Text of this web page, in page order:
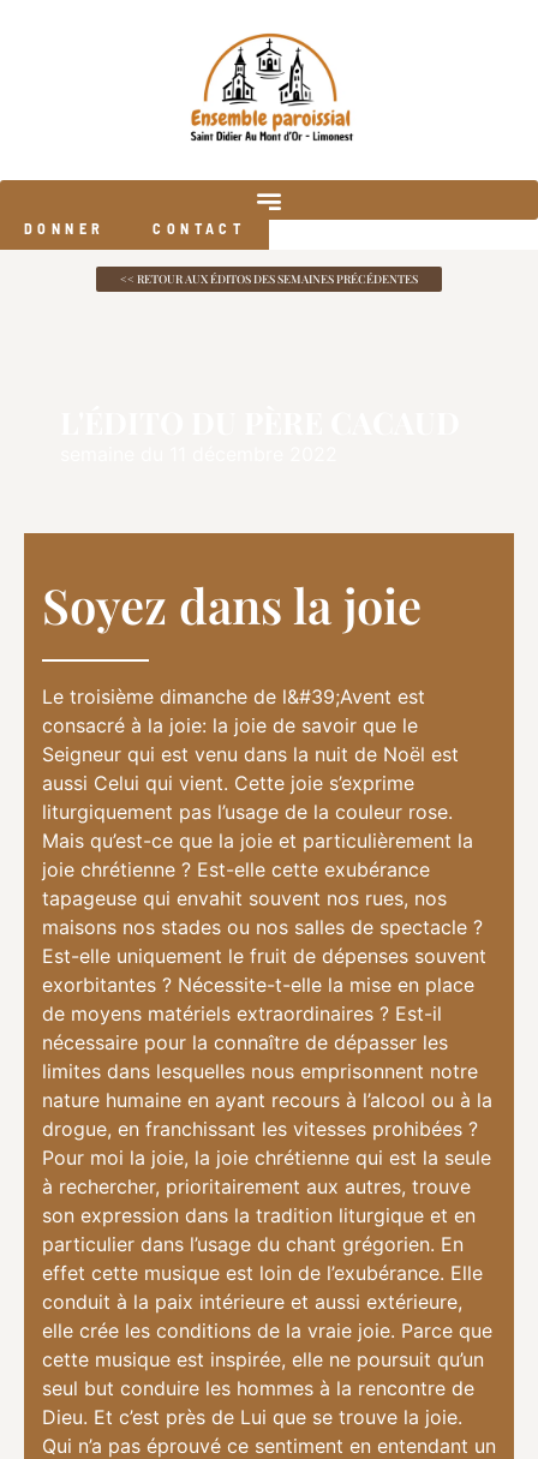
DONNER CONTACT
<< RETOUR AUX ÉDITOS DES SEMAINES PRÉCÉDENTES
Soyez dans la joie
Le troisième dimanche de l&#39;Avent est
consacré à la joie: la joie de savoir que le
Seigneur qui est venu dans la nuit de Noël est
aussi Celui qui vient. Cette joie s’exprime
liturgiquement pas l’usage de la couleur rose.
Mais qu’est-ce que la joie et particulièrement la
joie chrétienne ? Est-elle cette exubérance
tapageuse qui envahit souvent nos rues, nos
maisons nos stades ou nos salles de spectacle ?
Est-elle uniquement le fruit de dépenses souvent
exorbitantes ? Nécessite-t-elle la mise en place
de moyens matériels extraordinaires ? Est-il
nécessaire pour la connaître de dépasser les
limites dans lesquelles nous emprisonnent notre
nature humaine en ayant recours à l’alcool ou à la
drogue, en franchissant les vitesses prohibées ?
Pour moi la joie, la joie chrétienne qui est la seule
à rechercher, prioritairement aux autres, trouve
son expression dans la tradition liturgique et en
particulier dans l’usage du chant grégorien. En
effet cette musique est loin de l’exubérance. Elle
conduit à la paix intérieure et aussi extérieure,
elle crée les conditions de la vraie joie. Parce que
cette musique est inspirée, elle ne poursuit qu’un
seul but conduire les hommes à la rencontre de
Dieu. Et c’est près de Lui que se trouve la joie.
Qui n’a pas éprouvé ce sentiment en entendant un